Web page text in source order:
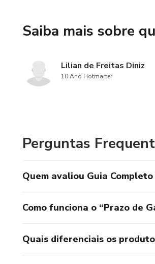
Saiba mais sobre
Lilian de Freitas Diniz
10 Ano Hotmarter
Perguntas
Quem avaliou Guia
Como funciona o “Prazo de
Quais diferenciais os